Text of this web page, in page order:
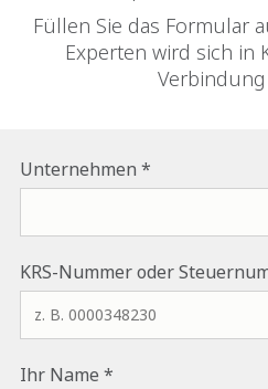
Füllen Sie das Formular
Experten wird sich in
Unternehmen
Name of the company to
KRS-Nummer oder
Falls zutreffend, geben Sie
Ihr Name